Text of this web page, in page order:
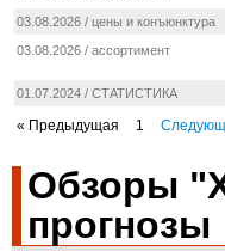
03.08.2026 / цены и конъюнктура
03.08.2026 / ассортимент
01.07.2024 / СТАТИСТИКА
« Предыдущая 1
Обзоры
прогнозы